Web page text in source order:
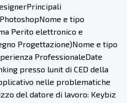
e tipo
Perito elettronico e
Progettazione)Nome e tipo
ProfessionaleDate
presso lunit di CED della
nelle problematiche
del datore di lavoro: Keybiz